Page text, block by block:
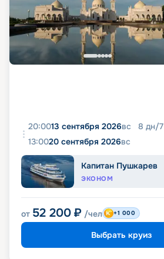
20:0013 сентября 2026вс 8 дн/7
13:0020 сентября 2026вс
Капитан Пушкарев
ЭКОНОМ
от 52 200 ₽ /чел +1 000
Выбрать круиз